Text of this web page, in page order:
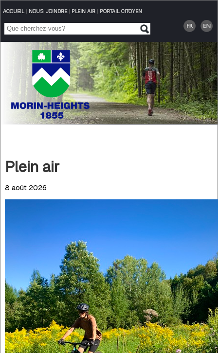
ACCUEIL| NOUS JOINDRE| PLEIN AIR| PORTAIL CITOYEN
Plein air
8 août 2026